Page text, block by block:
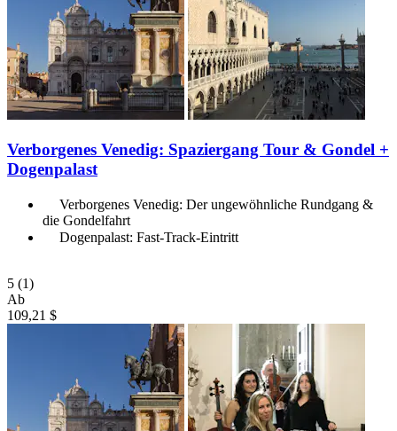
Verborgenes Venedig: Spaziergang Tour & Gondel +
Dogenpalast
Verborgenes Venedig: Der ungewöhnliche Rundgang &
die Gondelfahrt
Dogenpalast: Fast-Track-Eintritt
5 (1)
Ab
109,21 $